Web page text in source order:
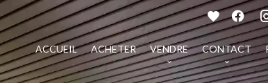
ACCUEIL ACHETER VENDRE CONTACT